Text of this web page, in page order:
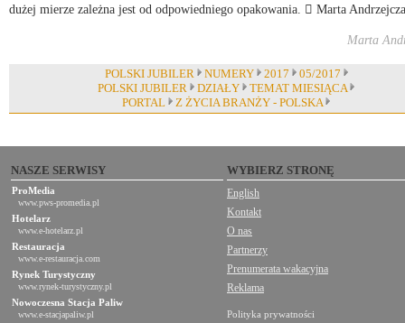
dużej mierze zależna jest od odpowiedniego opakowania.  Marta
Marta
POLSKI JUBILER NUMERY 2017
05/2017
POLSKI JUBILER
DZIAŁY
TEMAT MIESIĄCA
PORTAL
Z ŻYCIA BRANŻY - POLSKA
NASZE SERWISY
ProMedia
www.pws-promedia.pl
Hotelarz
www.e-hotelarz.pl
Restauracja
www.e-restauracja.com
Rynek Turystyczny
www.rynek-turystyczny.pl
Nowoczesna Stacja Paliw
www.e-stacjapaliw.pl
WYBIERZ STRONĘ
English
Kontakt
O nas
Partnerzy
Prenumerata wakacyjna
Reklama
Polityka prywatności